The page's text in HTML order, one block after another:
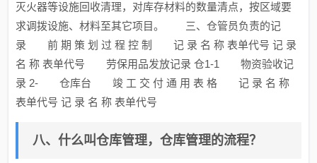
灭火器等设施回收清理，对库存材料的数量清点，按区域要
求调拨设施、材料至其它项目。 三、仓管员负责的记
录 前 期 策 划 过 程 控 制 记 录 名 称 表单代号 记 录
名 称 表单代号 劳保用品发放记录 仓1-1 物资验收记
录 2- 仓库台 竣 工 交 付 通 用 表 格 记 录 名 称
表单代号 记 录 名 称 表单代号
八、什么叫仓库管理，仓库管理的流程？